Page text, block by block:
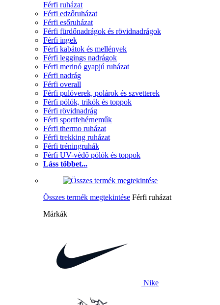
Férfi ruházat
Férfi edzőruházat
Férfi esőruházat
Férfi fürdőnadrágok és rövidnadrágok
Férfi ingek
Férfi kabátok és mellények
Férfi leggings nadrágok
Férfi merinó gyapjú ruházat
Férfi nadrág
Férfi overall
Férfi pulóverek, polárok és szvetterek
Férfi pólók, trikók és toppok
Férfi rövidnadrág
Férfi sportfehérneműk
Férfi thermo ruházat
Férfi trekking ruházat
Férfi tréningruhák
Férfi UV-védő pólók és toppok
Láss többet...
Összes termék megtekintése Férfi ruházat
Márkák
Nike